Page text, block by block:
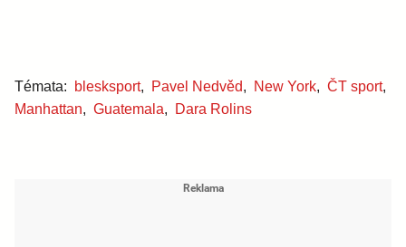
Témata: blesksport, Pavel Nedvěd, New York, ČT sport,
Manhattan, Guatemala, Dara Rolins